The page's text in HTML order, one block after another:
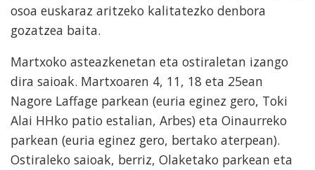
osoa euskaraz aritzeko kalitatezko denbora
gozatzea baita.
Martxoko asteazkenetan eta ostiraletan izango
dira saioak. Martxoaren 4, 11, 18 eta 25ean
Nagore Laffage parkean (euria eginez gero, Toki
Alai HHko patio estalian, Arbes) eta Oinaurreko
parkean (euria eginez gero, bertako aterpean).
Ostiraleko saioak, berriz, Olaketako parkean eta